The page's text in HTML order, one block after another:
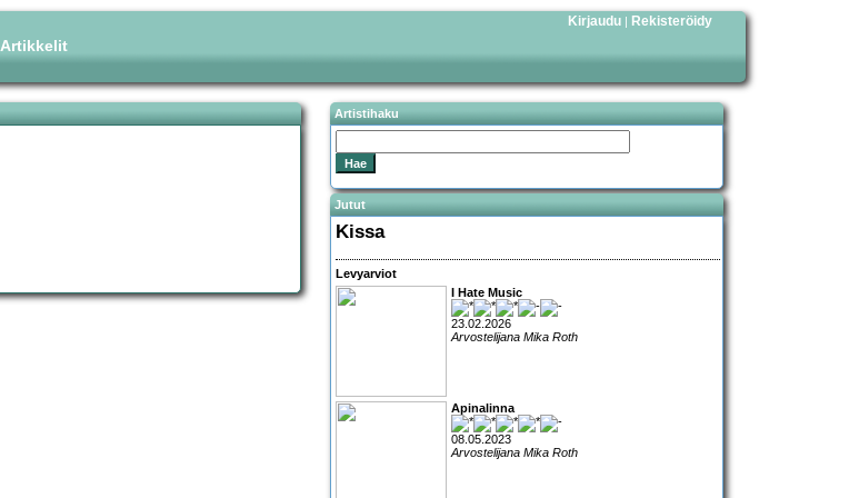
Artikkelit
Kirjaudu | Rekisteröidy
Artistihaku
Jutut
Kissa
Levyarviot
I Hate Music
23.02.2026
Arvostelijana Mika Roth
Apinalinna
08.05.2023
Arvostelijana Mika Roth